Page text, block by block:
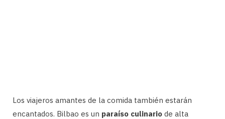
Los viajeros amantes de la comida también estarán
encantados. Bilbao es un paraíso culinario de alta